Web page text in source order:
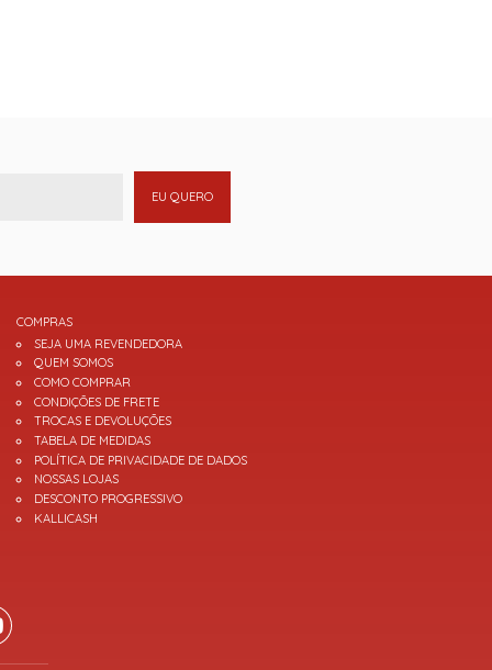
EU QUERO
COMPRAS
SEJA UMA REVENDEDORA
QUEM SOMOS
COMO COMPRAR
CONDIÇÕES DE FRETE
TROCAS E DEVOLUÇÕES
TABELA DE MEDIDAS
POLÍTICA DE PRIVACIDADE DE DADOS
NOSSAS LOJAS
DESCONTO PROGRESSIVO
KALLICASH